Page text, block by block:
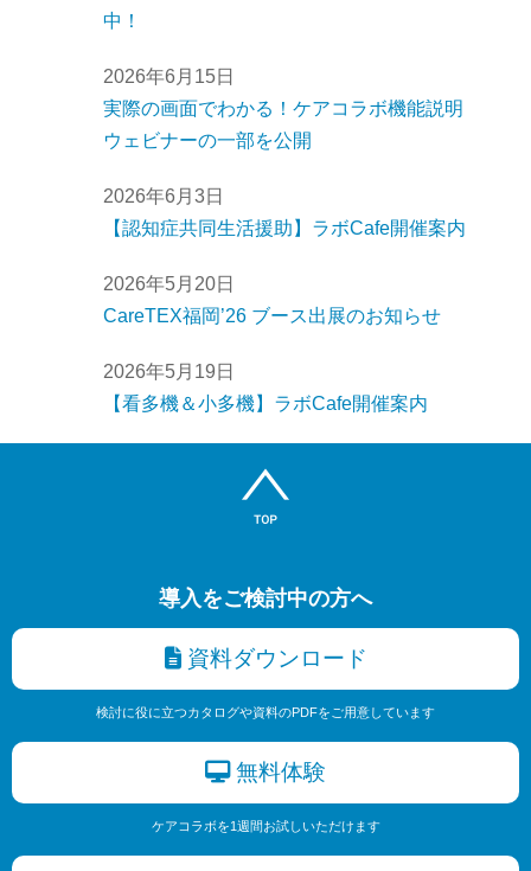
中！
2026年6月15日
実際の画面でわかる！ケアコラボ機能説明
ウェビナーの一部を公開
2026年6月3日
【認知症共同生活援助】ラボCafe開催案内
2026年5月20日
CareTEX福岡’26 ブース出展のお知らせ
2026年5月19日
【看多機＆小多機】ラボCafe開催案内
導入をご検討中の方へ
資料ダウンロード
検討に役に立つカタログや資料のPDFをご用意しています
無料体験
ケアコラボを1週間お試しいただけます